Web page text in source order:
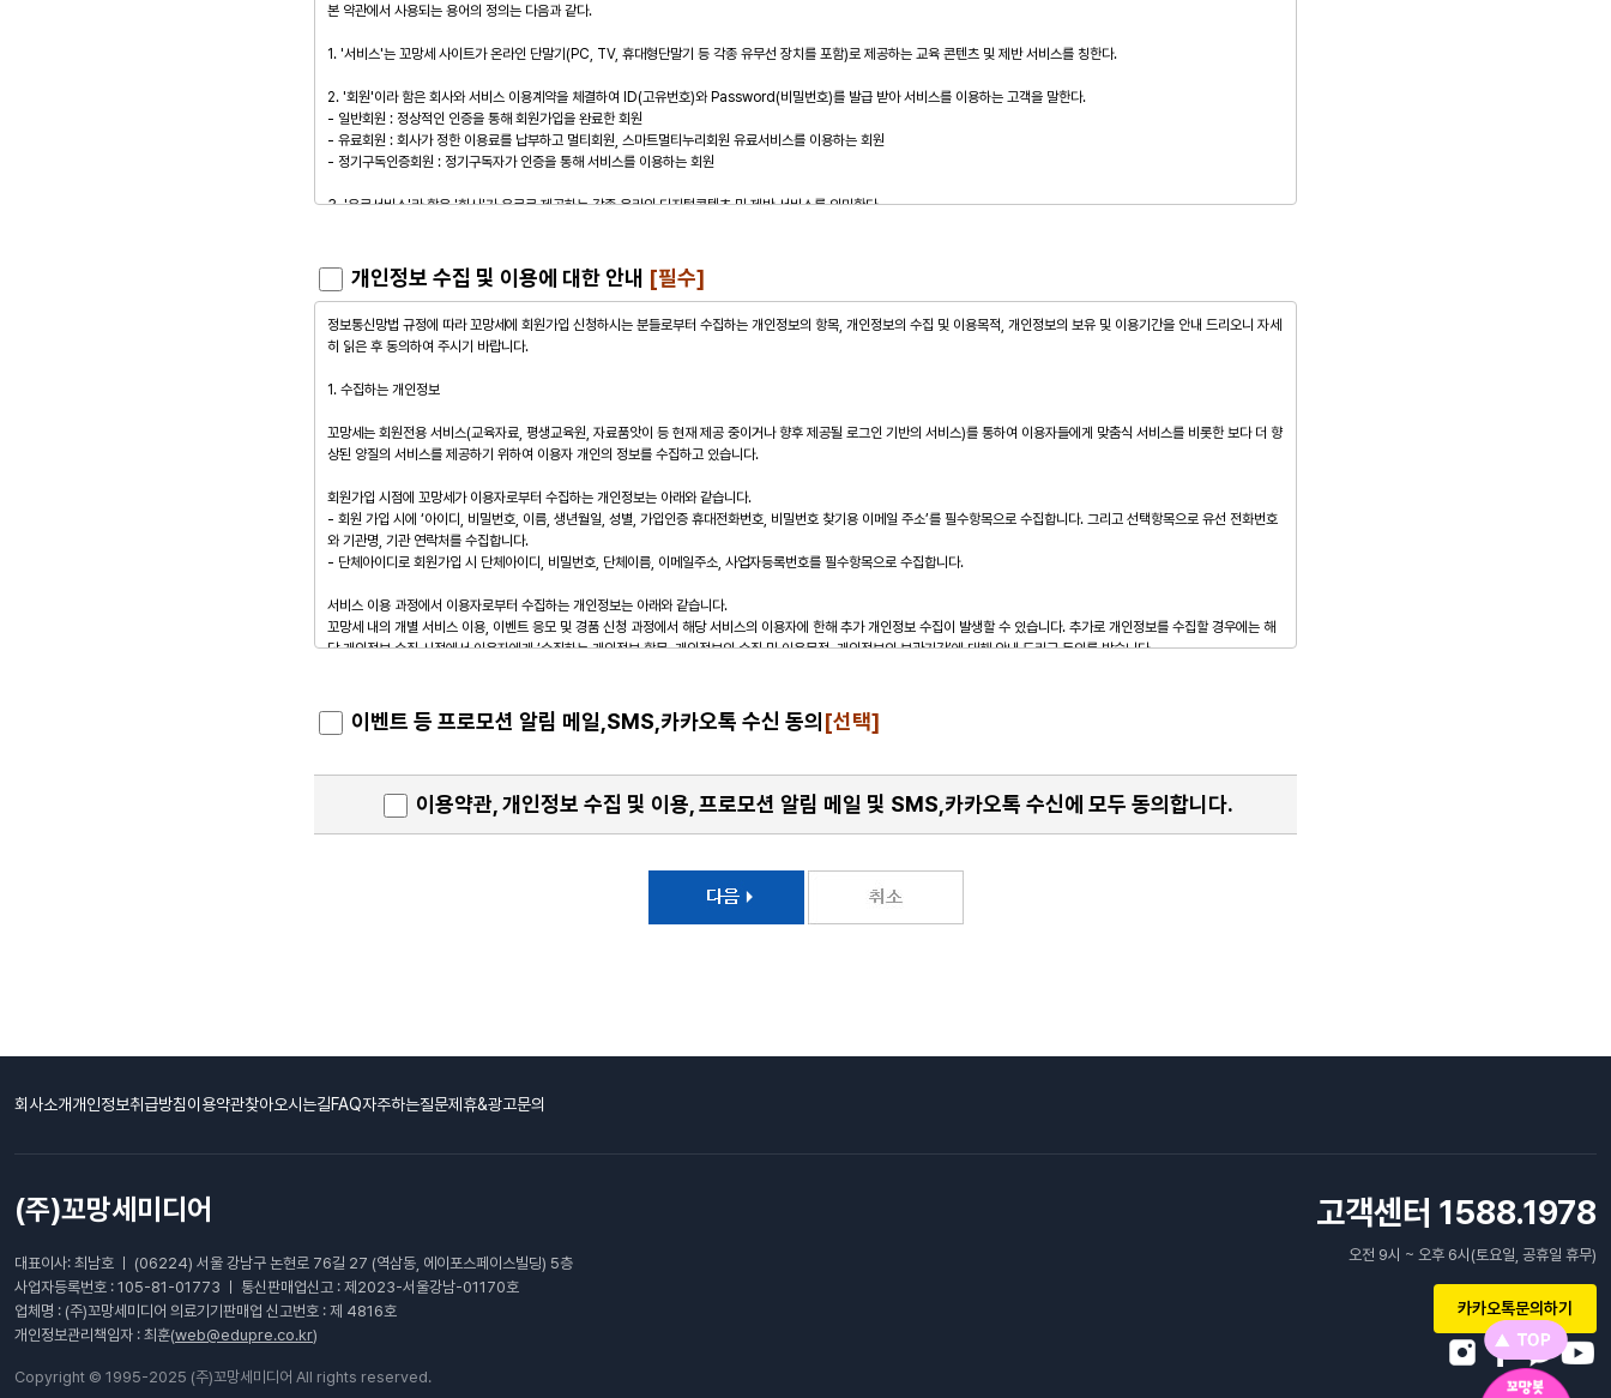
개인정보 수집 및 이용에 대한 안내 [필수]
이벤트 등 프로모션 알림 메일,SMS,카카오톡 수신 동의 [선택]
이용약관, 개인정보 수집 및 이용, 프로모션 알림 메일 및 SMS,카카오톡 수신에 모두 동의합니다.
회사소개개인정보취급방침이용약관찾아오시는길FAQ자주하는질문제휴&광고문의
(주)꼬망세미디어
대표이사: 최남호 ㅣ (06224) 서울 강남구 논현로 76길 27 (역삼동, 에이포스페이스빌딩) 5층
사업자등록번호 : 105-81-01773 ㅣ 통신판매업신고 : 제2023-서울강남-01170호
업체명 : (주)꼬망세미디어 의료기기판매업 신고번호 : 제 4816호
개인정보관리책임자 : 최훈(web@edupre.co.kr)
Copyright © 1995-2025 (주)꼬망세미디어 All rights reserved.
고객센터 1588.1978
오전 9시 ~ 오후 6시(토요일, 공휴일 휴무)
카카오톡문의하기